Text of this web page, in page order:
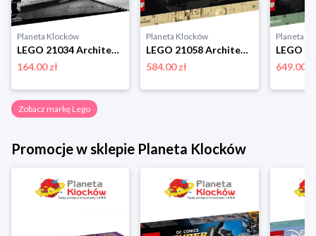
Planeta Klocków
LEGO 21034 Architecture Londyn Lego
164.00 zł
Planeta Klocków
LEGO 21058 Architecture Piramida Cheopsa Lego
584.00 zł
Planeta
649.00 zł
Zobacz markę Lego
Promocje w sklepie Planeta Klocków